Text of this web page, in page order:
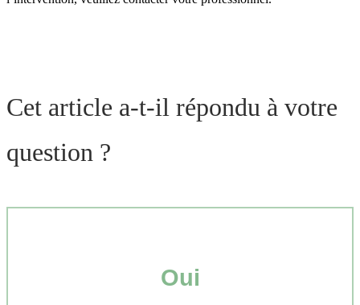
Cet article a-t-il répondu à votre
question ?
Oui